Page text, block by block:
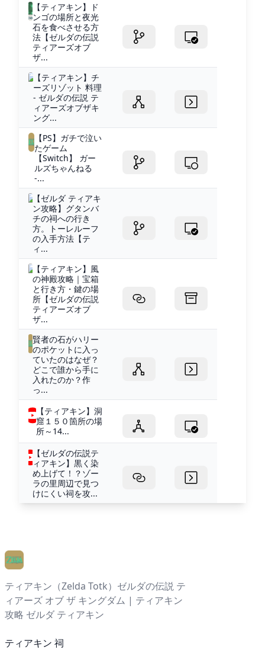
【ティアキン】ド
ンゴの場所と夜光
石を食べさせる方
法【ゼルダの伝説
ティアーズオブ
ザ...
【ティアキン】チ
ーズリゾット 料理
- ゼルダの伝説 テ
ィアーズオブザキ
ング...
【PS】ガチで泣い
たゲーム
【Switch】 ガー
ルズちゃんねる
-...
【ゼルダ ティアキ
ン攻略】グタンバ
チの祠への行き
方。トーレルーフ
の入手方法【テ
ィ...
【ティアキン】風
の神殿攻略｜宝箱
と行き方・鍵の場
所【ゼルダの伝説
ティアーズオブ
ザ...
賢者の石がハリー
のポケットに入っ
ていたのはなぜ？
どこで誰から手に
入れたのか？作
っ...
【ティアキン】洞
窟１５０箇所の場
所～14...
【ゼルダの伝説テ
ィアキン】黒く染
め上げて！？ゾー
ラの里周辺で見つ
けにくい祠を攻...
ティアキン（Zelda Totk）ゼルダの伝説 テ
ィアーズ オブ ザ キングダム | ティアキン
攻略 ゼルダ ティアキン
ティアキン 祠